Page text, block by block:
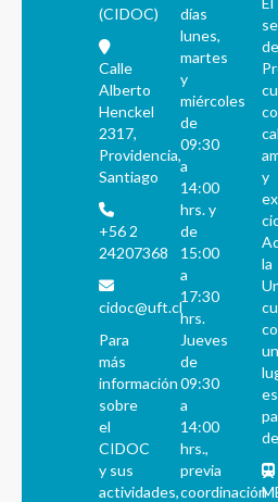
(CIDOC)
Calle
Alberto
Henckel
2317,
Providencia,
Santiago
+56 2
24207368
cidoc@uft.cl
Para
más
información
sobre
el
CIDOC
y sus
actividades,
días
lunes,
martes
y
miércoles
de
09:30
a
14:00
hrs. y
de
15:00
a
17:30
hrs.
Jueves
de
09:30
a
14:00
hrs.,
previa
coordinación
de
y
la
un